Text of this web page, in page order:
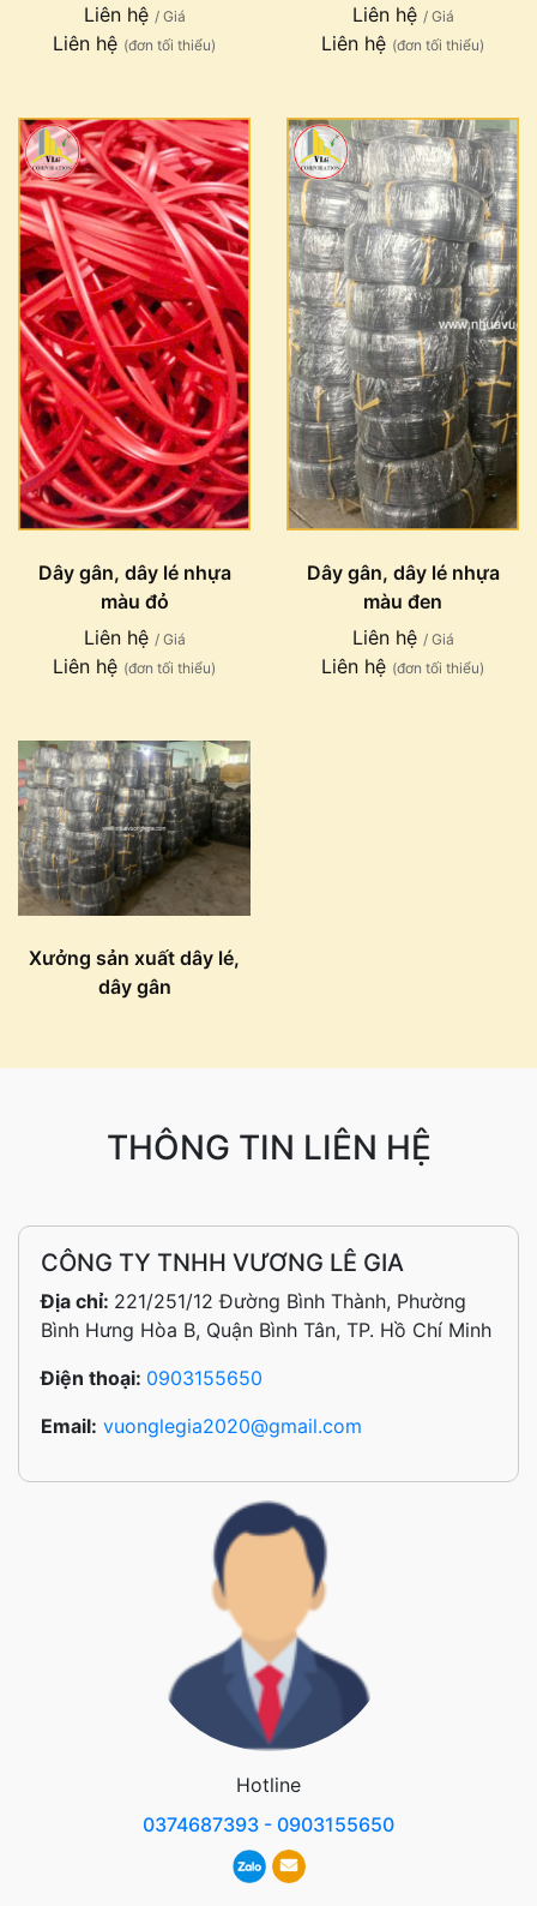
Liên hệ / Giá
Liên hệ (đơn tối thiểu)
Liên hệ / Giá
Liên hệ (đơn tối thiểu)
Dây gân, dây lé nhựa
màu đỏ
Liên hệ / Giá
Liên hệ (đơn tối thiểu)
Dây gân, dây lé nhựa
màu đen
Liên hệ / Giá
Liên hệ (đơn tối thiểu)
Xưởng sản xuất dây lé,
dây gân
THÔNG TIN LIÊN HỆ
CÔNG TY TNHH VƯƠNG LÊ GIA
Địa chỉ: 221/251/12 Đường Bình Thành, Phường
Bình Hưng Hòa B, Quận Bình Tân, TP. Hồ Chí Minh
Điện thoại: 0903155650
Email: vuonglegia2020@gmail.com
Hotline
0374687393 - 0903155650